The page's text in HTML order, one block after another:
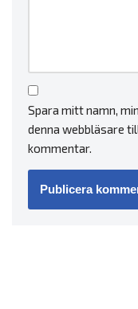
Spara mitt namn,
denna webbläsare
kommentar.